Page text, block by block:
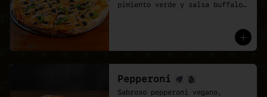
pimiento verde y salsa buffalo
Pepperoni
Sabroso pepperoni vegano,